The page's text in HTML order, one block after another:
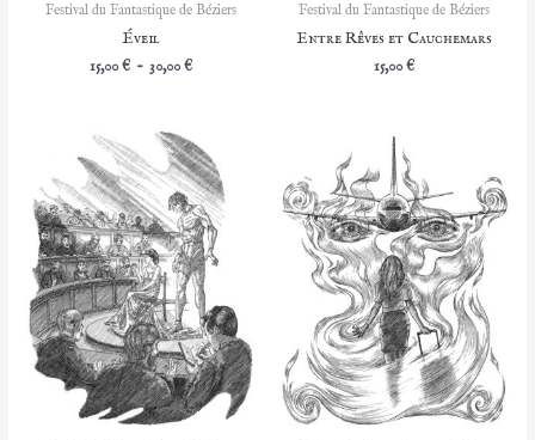
Festival du Fantastique de Béziers
Éveil
15,00€ – 30,00€Plage
à
30,00 €
Festival du Fantastique de Béziers
Entre Rêves et Cauchemars
15,00€